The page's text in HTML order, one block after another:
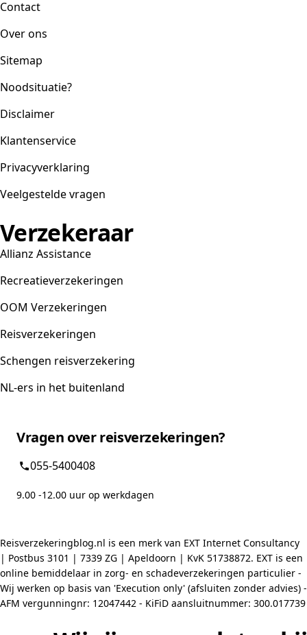
Contact
Over ons
Sitemap
Noodsituatie?
Disclaimer
Klantenservice
Privacyverklaring
Veelgestelde vragen
Verzekeraar
Allianz Assistance
Recreatieverzekeringen
OOM Verzekeringen
Reisverzekeringen
Schengen reisverzekering
NL-ers in het buitenland
Vragen over reisverzekeringen?
055-5400408
9.00 -12.00 uur op werkdagen
Reisverzekeringblog.nl is een merk van EXT Internet Consultancy
| Postbus 3101 | 7339 ZG | Apeldoorn | KvK 51738872. EXT is een
online bemiddelaar in zorg- en schadeverzekeringen particulier -
Wij werken op basis van 'Execution only' (afsluiten zonder advies) -
AFM vergunningnr: 12047442 - KiFiD aansluitnummer: 300.017739